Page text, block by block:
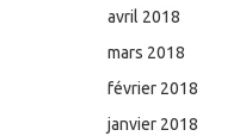
avril 2018
mars 2018
février 2018
janvier 2018